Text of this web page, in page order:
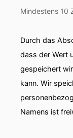
Mindestens 10
Durch das
dass der Wert
gespeichert
kann. Wir
Namens ist